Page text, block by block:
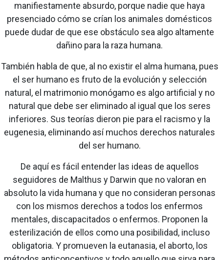
manifiestamente absurdo, porque nadie que haya
presenciado cómo se crían los animales domésticos
puede dudar de que ese obstáculo sea algo altamente
dañino para la raza humana.
También habla de que, al no existir el alma humana, pues
el ser humano es fruto de la evolución y selección
natural, el matrimonio monógamo es algo artificial y no
natural que debe ser eliminado al igual que los seres
inferiores. Sus teorías dieron pie para el racismo y la
eugenesia, eliminando así muchos derechos naturales
del ser humano.
De aquí es fácil entender las ideas de aquellos
seguidores de Malthus y Darwin que no valoran en
absoluto la vida humana y que no consideran personas
con los mismos derechos a todos los enfermos
mentales, discapacitados o enfermos. Proponen la
esterilización de ellos como una posibilidad, incluso
obligatoria. Y promueven la eutanasia, el aborto, los